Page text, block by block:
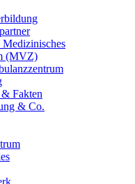
(MVZ)
Fakten
& Co.